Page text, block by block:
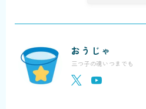
おうじゃ
三つ子の魂いつまでも